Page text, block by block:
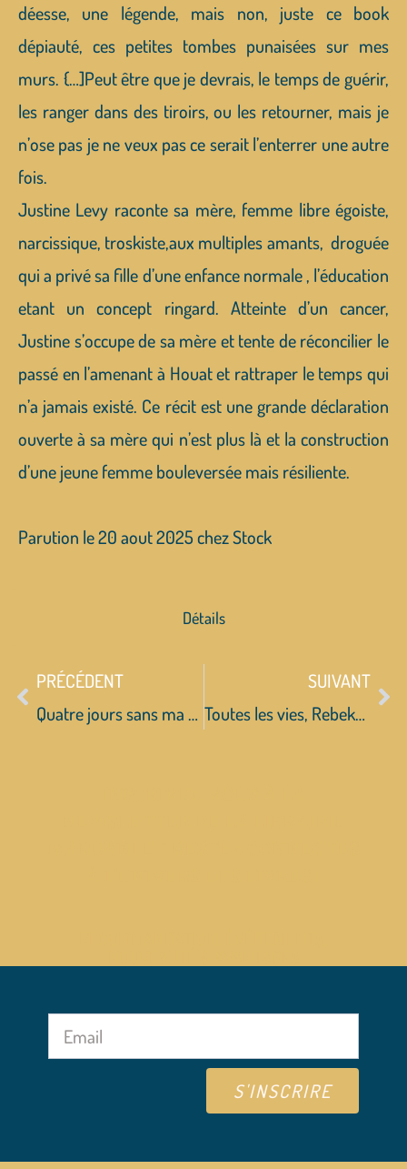
Détails
déesse, une légende, mais non, juste ce book
dépiauté, ces petites tombes punaisées sur mes
murs. {…]Peut être que je devrais, le temps de guérir,
les ranger dans des tiroirs, ou les retourner, mais je
n’ose pas je ne veux pas ce serait l’enterrer une autre
fois.
Justine Levy raconte sa mère, femme libre égoiste,
narcissique, troskiste,aux multiples amants, droguée
qui a privé sa fille d’une enfance normale , l’éducation
etant un concept ringard. Atteinte d’un cancer,
Justine s’occupe de sa mère et tente de réconcilier le
passé en l’amenant à Houat et rattraper le temps qui
n’a jamais existé. Ce récit est une grande déclaration
ouverte à sa mère qui n’est plus là et la construction
d’une jeune femme bouleversée mais résiliente.
Parution le 20 aout 2025 chezStock
PRÉCÉDENT
Quatre jours sans ma mère, Ramsès Kefi
SUIVANT
Toutes les vies, Rebeka Warrior
S'INSCRIRE